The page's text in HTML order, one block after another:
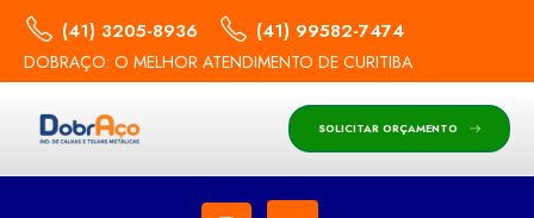
(41) 3205-8936 (41) 99582-7474
DOBRAÇO: O MELHOR ATENDIMENTO DE CURITIBA
SOLICITAR ORÇAMENTO